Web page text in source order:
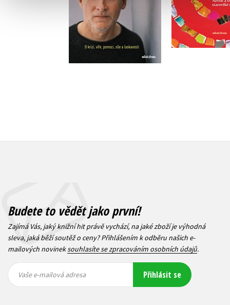
Do košíku
399 Kč
319 Kč
Do
399 Kč
Budete to vědět jako první!
Zajímá Vás, jaký knižní hit právě vychází, na jaké zboží je výhodná
sleva, jaká běží soutěž o ceny? Přihlášením k odběru našich e-
mailových novineksouhlasíte se zpracováním osobních údajů.
mailová
mailová
Vaše e-mailová adresa Přihlásit se